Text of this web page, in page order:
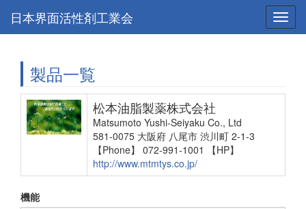
日本界面活性剤工業会
製品一覧
松本油脂製薬株式会社
Matsumoto Yushi-Seiyaku Co., Ltd
581-0075 大阪府 八尾市 渋川町 2-1-3
【Phone】 072-991-1001
【HP】
http://www.mtmtys.co.jp/
機能